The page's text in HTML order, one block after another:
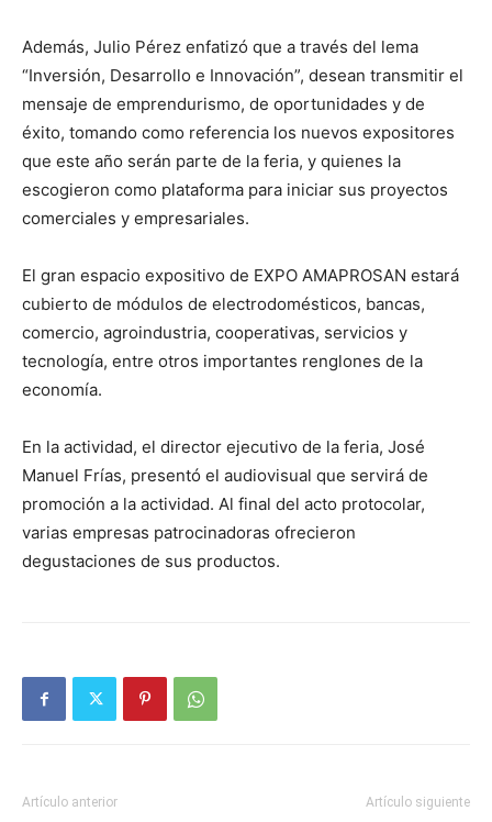
Además, Julio Pérez enfatizó que a través del lema
“Inversión, Desarrollo e Innovación”, desean transmitir el
mensaje de emprendurismo, de oportunidades y de
éxito, tomando como referencia los nuevos expositores
que este año serán parte de la feria, y quienes la
escogieron como plataforma para iniciar sus proyectos
comerciales y empresariales.
El gran espacio expositivo de EXPO AMAPROSAN estará
cubierto de módulos de electrodomésticos, bancas,
comercio, agroindustria, cooperativas, servicios y
tecnología, entre otros importantes renglones de la
economía.
En la actividad, el director ejecutivo de la feria, José
Manuel Frías, presentó el audiovisual que servirá de
promoción a la actividad. Al final del acto protocolar,
varias empresas patrocinadoras ofrecieron
degustaciones de sus productos.
Artículo anterior Artículo siguiente